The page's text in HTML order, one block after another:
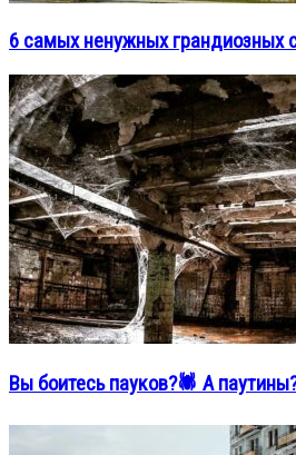
6 самых ненужных грандиозных
Вы боитесь пауков?🕷️ А